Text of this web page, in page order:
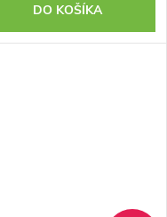
DO KOŠÍKA